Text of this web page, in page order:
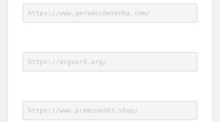
https://www.geradordesenha.com/
https://arguard.org/
https://www.premium303.shop/